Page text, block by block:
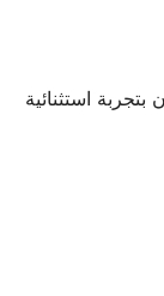
استثنائية